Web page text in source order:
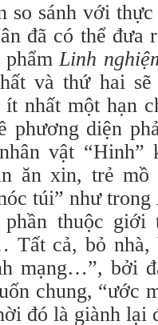
so sánh với
đã có thể đưa
phẩmLinh
và thứ hai
nhất một hạn
phương diện
vật “Hinh”
ăn xin, trẻ mồ
túi” như trong
thuộc giới
Tất cả, bỏ nhà,
mạng…”, bởi
chung, “ước
đó là giành lại